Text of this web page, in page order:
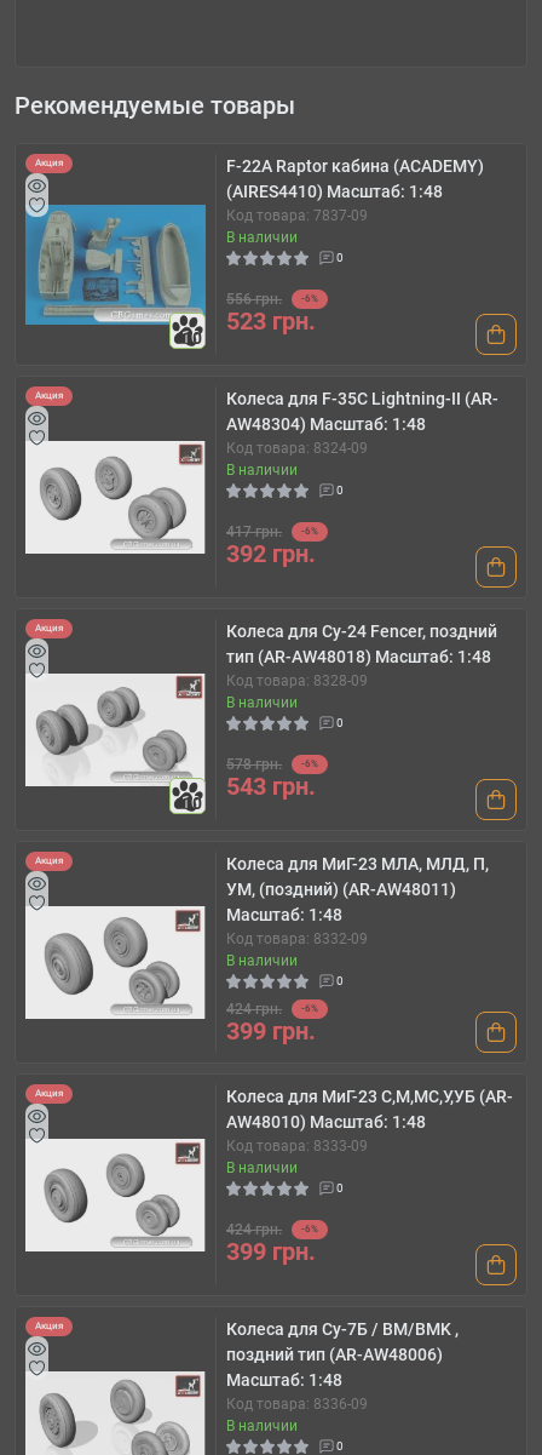
Рекомендуемые товары
Акция
10
F-22A Raptor кабина (ACADEMY)
(AIRES4410) Масштаб: 1:48
Код товара: 7837-09
В наличии
0
556 грн. -6%
523 грн.
Акция
Колеса для F-35C Lightning-II (AR-
AW48304) Масштаб: 1:48
Код товара: 8324-09
В наличии
0
417 грн. -6%
392 грн.
Акция
10
Колеса для Су-24 Fencer, поздний
тип (AR-AW48018) Масштаб: 1:48
Код товара: 8328-09
В наличии
0
578 грн. -6%
543 грн.
Акция
Колеса для МиГ-23 МЛА, МЛД, П,
УМ, (поздний) (AR-AW48011)
Масштаб: 1:48
Код товара: 8332-09
В наличии
0
424 грн. -6%
399 грн.
Акция
Колеса для МиГ-23 С,М,МС,У,УБ (AR-
AW48010) Масштаб: 1:48
Код товара: 8333-09
В наличии
0
424 грн. -6%
399 грн.
Акция
Колеса для Су-7Б / BM/BMK ,
поздний тип (AR-AW48006)
Масштаб: 1:48
Код товара: 8336-09
В наличии
0